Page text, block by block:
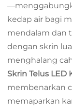
kedap air bagi
mendalam dan
dengan skrin
menghalang
Skrin Telus LED
membenarkan
memaparkan